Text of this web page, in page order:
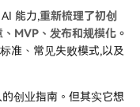
原型可能快速完成，
，否则容易陷入“快
让小团
组织能力（如研发、
“谁更善于指挥AI”。
能力,重新梳理了初创
MVP、发布和规模化。
准、常见失败模式,以及
创业指南。但其实它想